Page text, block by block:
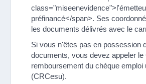
préfinancé</span>. Ses
les documents délivrés avec le
Si vous n'êtes pas en possession
documents, vous devez appeler le
remboursement du chèque emploi
(CRCesu).